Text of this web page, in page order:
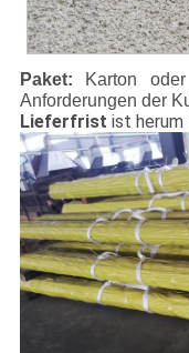
Paket:
Karton
Anforderungen der
Lieferfrist ist herum